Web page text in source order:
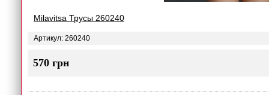
Milavitsa Трусы 260240
Артикул: 260240
570 грн